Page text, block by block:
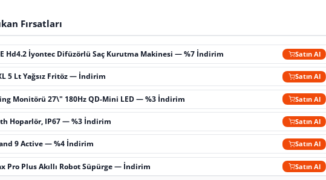
Fırsatları
Hd4.2 İyontec Difüzörlü Saç Kurutma Makinesi — %7 İndirim Satın Al
5 Lt Yağsız Fritöz — İndirim Satın Al
Monitörü 27\" 180Hz QD-Mini LED — %3 İndirim Satın Al
Hoparlör, IP67 — %3 İndirim Satın Al
9 Active — %4 İndirim Satın Al
Pro Plus Akıllı Robot Süpürge — İndirim Satın Al